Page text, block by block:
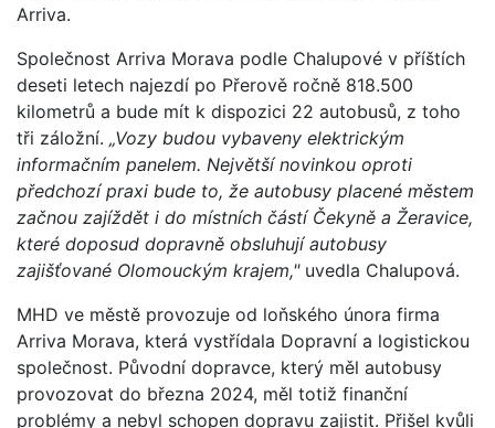
Arriva.
Společnost Arriva Morava podle Chalupové v příštích
deseti letech najezdí po Přerově ročně 818.500
kilometrů a bude mít k dispozici 22 autobusů, z toho
tři záložní. „Vozy budou vybaveny elektrickým
informačním panelem. Největší novinkou oproti
předchozí praxi bude to, že autobusy placené městem
začnou zajíždět i do místních částí Čekyně a Žeravice,
které doposud dopravně obsluhují autobusy
zajišťované Olomouckým krajem,"uvedla Chalupová.
MHD ve městě provozuje od loňského února firma
Arriva Morava, která vystřídala Dopravní a logistickou
společnost. Původní dopravce, který měl autobusy
provozovat do března 2024, měl totiž finanční
problémy a nebyl schopen dopravu zajistit. Přišel kvůli